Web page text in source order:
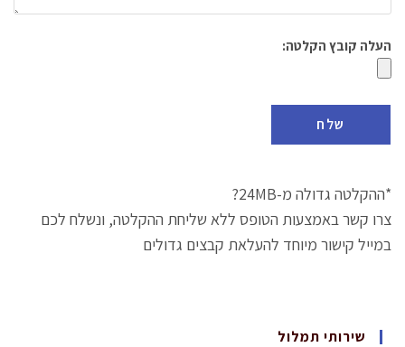
העלה קובץ הקלטה:
*ההקלטה גדולה מ-24MB?
צרו קשר באמצעות הטופס ללא שליחת ההקלטה, ונשלח לכם
במייל קישור מיוחד להעלאת קבצים גדולים
שירותי תמלול